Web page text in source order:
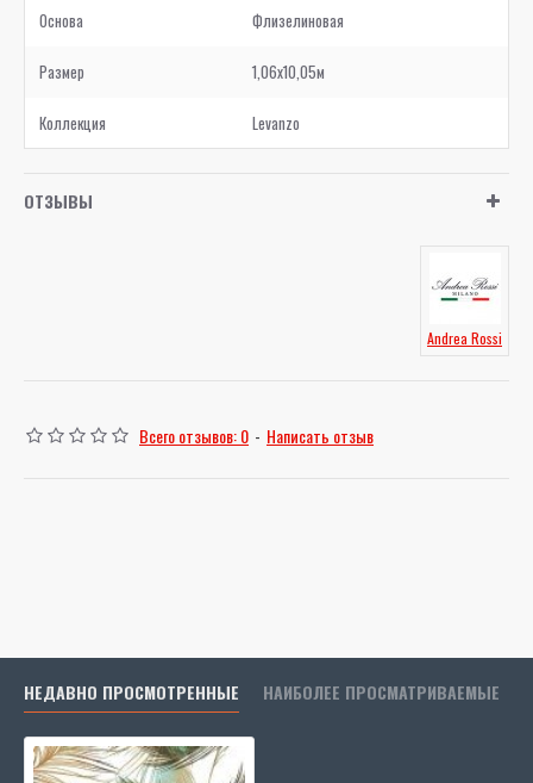
Основа Флизелиновая
Размер 1,06x10,05м
Коллекция Levanzo
ОТЗЫВЫ
Andrea Rossi
Всего отзывов: 0 - Написать отзыв
НЕДАВНО ПРОСМОТРЕННЫЕ НАИБОЛЕЕ ПРОСМАТРИВАЕМЫЕ